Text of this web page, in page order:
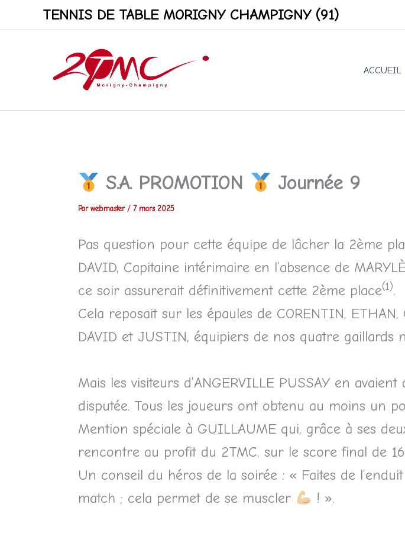
TENNIS DE TABLE MORIGNY CHAMPIGNY (91)
ACCUEIL
S.A. PROMOTION Journée 9
Par webmaster / 7 mars 2025
Pas question pour cette équipe de lâcher la 2ème
DAVID, Capitaine intérimaire en l’absence de
ce soir assurerait définitivement cette 2ème place(1).
Cela reposait sur les épaules de CORENTIN,
DAVID et JUSTIN, équipiers de nos quatre gaillards
Mais les visiteurs d’ANGERVILLE PUSSAY en
disputée. Tous les joueurs ont obtenu au moins un
Mention spéciale à GUILLAUME qui, grâce à ses
rencontre au profit du 2TMC, sur le score final de 16
Un conseil du héros de la soirée : « Faites de
match ; cela permet de se muscler
! ».